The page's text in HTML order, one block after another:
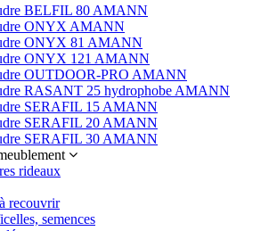
BELFIL 80 AMANN
ONYX AMANN
ONYX 81 AMANN
ONYX 121 AMANN
OUTDOOR-PRO AMANN
RASANT 25 hydrophobe AMANN
SERAFIL 15 AMANN
SERAFIL 20 AMANN
SERAFIL 30 AMANN
rideaux
recouvrir
semences